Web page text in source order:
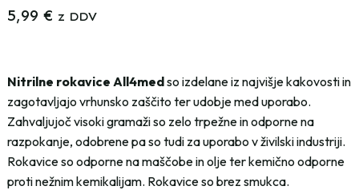
5,99 € z DDV
Nitrilne rokavice All4medso izdelane iz najvišje kakovosti in
zagotavljajo vrhunsko zaščito ter udobje med uporabo.
Zahvaljujoč visoki gramaži so zelo trpežne in odporne na
razpokanje, odobrene pa so tudi za uporabo v živilski industriji.
Rokavice so odporne na maščobe in olje ter kemično odporne
proti nežnim kemikalijam. Rokavice so brez smukca.